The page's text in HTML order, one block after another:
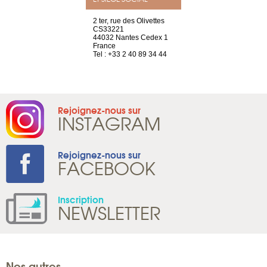
2 ter, rue des Olivettes
CS33221
44032 Nantes Cedex 1
France
Tel : +33 2 40 89 34 44
Rejoignez-nous sur
INSTAGRAM
Rejoignez-nous sur
FACEBOOK
Inscription
NEWSLETTER